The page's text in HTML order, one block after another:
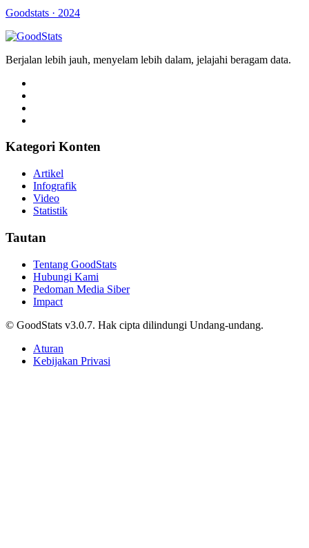
Goodstats · 2024
Berjalan lebih jauh, menyelam lebih dalam, jelajahi beragam data.
Kategori Konten
Artikel
Infografik
Video
Statistik
Tautan
Tentang GoodStats
Hubungi Kami
Pedoman Media Siber
Impact
© GoodStats v3.0.7. Hak cipta dilindungi Undang-undang.
Aturan
Kebijakan Privasi